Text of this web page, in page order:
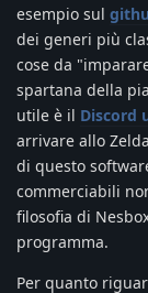
esempio sul
dei generi più
cose da
spartana della
utile è il Discord
arrivare allo
di questo
commerciabili
filosofia di
programma.
Per quanto